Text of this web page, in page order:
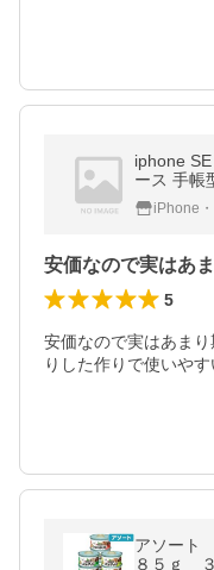
iphone
ース 手帳
カラーダ
開き バイ
iPhone
5
安価なので実はあま
りした作りで使いや
アソー
８５ｇ